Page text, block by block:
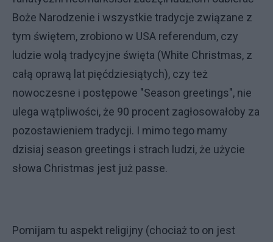
Boże Narodzenie i wszystkie tradycje związane z
tym świętem, zrobiono w USA referendum, czy
ludzie wolą tradycyjne święta (White Christmas, z
całą oprawą lat pięćdziesiątych), czy też
nowoczesne i postępowe "Season greetings", nie
ulega wątpliwości, że 90 procent zagłosowałoby za
pozostawieniem tradycji. I mimo tego mamy
dzisiaj season greetings i strach ludzi, że użycie
słowa Christmas jest już passe.
Pomijam tu aspekt religijny (chociaż to on jest